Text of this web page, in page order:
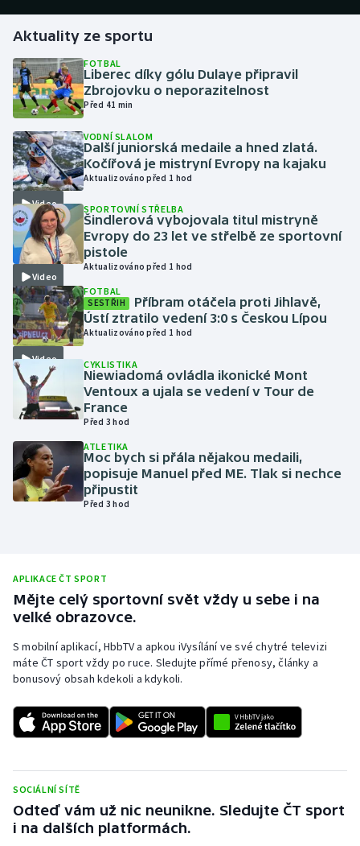
Golf
Gymnastika
Házená
Jezdectví
Judo
Krasobruslení
Lezení
Lyže a snowboard
Moderní pětiboj
Motorsport
Olympijské hry
Parasport
Plavání
Rychlobruslení
Short track
Sportovní střelba
Triatlon
Veslování
Aktuality ze sportu
FOTBAL
Liberec díky gólu Dulaye připravil
Zbrojovku o neporazitelnost
Před 41 min
Video
VODNÍ SLALOM
Další juniorská medaile a hned zlatá.
Kočířová je mistryní Evropy na kajaku
Aktualizováno před 1 hod
Video
SPORTOVNÍ STŘELBA
Šindlerová vybojovala titul mistryně
Evropy do 23 let ve střelbě ze sportovní
pistole
Aktualizováno před 1 hod
Video
FOTBAL
SESTŘIH
Příbram otáčela proti Jihlavě,
Ústí ztratilo vedení 3:0 s Českou Lípou
Aktualizováno před 1 hod
CYKLISTIKA
Niewiadomá ovládla ikonické Mont
Ventoux a ujala se vedení v Tour de
France
Před 3 hod
ATLETIKA
Moc bych si přála nějakou medaili,
popisuje Manuel před ME. Tlak si nechce
připustit
Před 3 hod
APLIKACE ČT SPORT
Mějte celý sportovní svět vždy u sebe i na
velké obrazovce.
S mobilní aplikací, HbbTV a apkou iVysílání ve své chytré televizi
máte ČT sport vždy po ruce. Sledujte přímé přenosy, články a
bonusový obsah kdekoli a kdykoli.
SOCIÁLNÍ SÍTĚ
Odteď vám už nic neunikne. Sledujte ČT sport
i na dalších platformách.